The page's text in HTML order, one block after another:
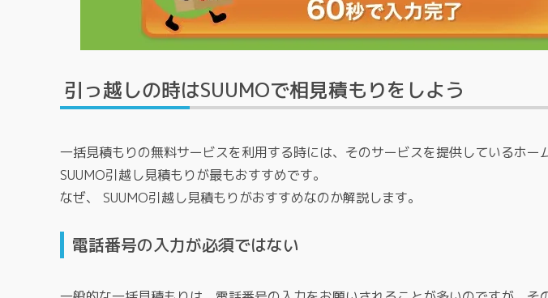
引っ越しの時はSUUMOで相見積もりをしよう
一括見積もりの無料サービスを利用する時には、そのサービスを提供しているホー
SUUMO引越し見積もりが最もおすすめです。
なぜ、 SUUMO引越し見積もりがおすすめなのか解説します。
電話番号の入力が必須ではない